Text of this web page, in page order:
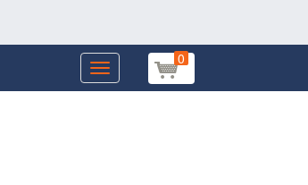
0
Toggle
navigation